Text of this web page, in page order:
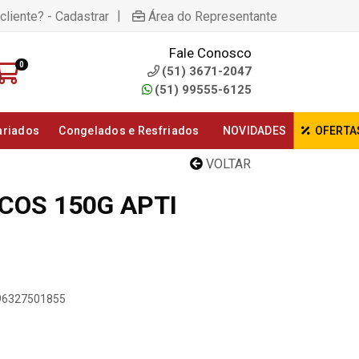
- Cadastrar | Área do Representante
0
Fale Conosco
(51) 3671-2047
(51) 99555-6125
Congelados e Resfriados NOVIDADES
VOLTAR
150G APTI